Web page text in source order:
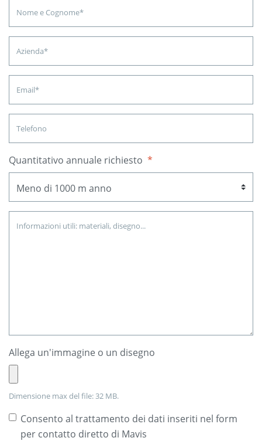
Quantitativo annuale richiesto *
Allega un'immagine o un disegno
Dimensione max del file: 32 MB.
Consento al trattamento dei dati inseriti nel form
per contatto diretto di Mavis